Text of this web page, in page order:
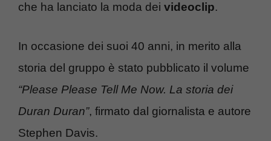
che ha lanciato la moda dei videoclip.
In occasione dei suoi 40 anni, in merito alla
storia del gruppo è stato pubblicato il volume
“Please Please Tell Me Now. La storia dei
Duran Duran”, firmato dal giornalista e autore
Stephen Davis.